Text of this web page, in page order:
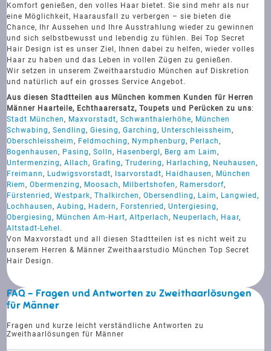
Komfort genießen, den volles Haar bietet. Sie sind mehr als nur
eine Möglichkeit, Haarausfall zu verbergen – sie bieten die
Chance, Ihr Aussehen und Ihre Ausstrahlung wieder zu gewinnen
und sich selbstbewusst und lebendig zu fühlen. Bei Top Secret
Hair Design ist es unser Ziel, Ihnen dabei zu helfen, wieder volles
Haar zu haben und das Leben in vollen Zügen zu genießen.
Wir setzen in unserem Zweithaarstudio München auf Diskretion
und natürlich auf ein grosses Service Angebot.
Aus diesen Stadtteilen aus München kommen Kunden für Herren
Männer Haarteile, Echthaarersatz, Toupets und Perücken zu uns:
Stadt München, Maxvorstadt,Schwanthalerhöhe, München
Schwabing,Sendling,Giesing,Garching,Unterschleissheim,
Oberschleissheim, Feldmoching, Nymphenburg, Perlach,
Bogenhausen, Pasing,Solln, Hasenbergl, Berg am Laim,
Untermenzing,Allach,Grafing,Trudering, Harlaching, Neuhausen,
Freimann, Ludwigsvorstadt, Isarvorstadt, Haidhausen, München
Riem,Obermenzing, Moosach, Milbertshofen, Ramersdorf,
Fürstenried,Westpark,Thalkirchen,Obersendling, Laim, Langwied,
Lochhausen,Aubing, Hadern, Forstenried,Untergiesing,
Obergiesing, München Am-Hart,Altperlach, Neuperlach, Haar,
Altstadt-Lehel .
Von Maxvorstadt und all diesen Stadtteilen ist es nicht weit zu
unserem Herren & Männer Zweithaarstudio München Top Secret
Hair Design.
FAQ - Fragen und Antworten zu Zweithaarlösungen
für Männer
Fragen und kurze leicht verständliche Antworten zu
Zweithaarlösungen für Männer